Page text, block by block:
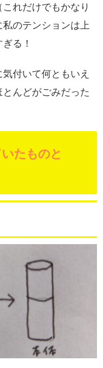
れだけでもかなり
のテンションは上
る！
付いて何ともいえ
んどがごみだった
たものと